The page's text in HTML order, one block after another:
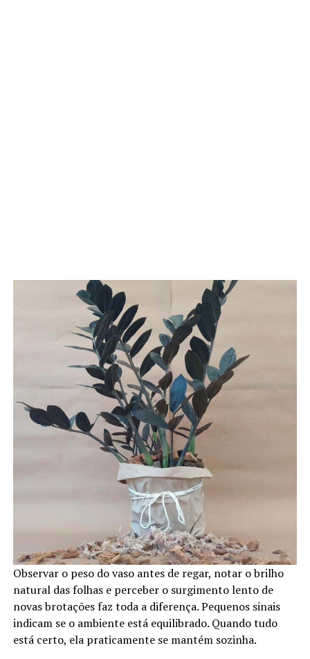
Observar o peso do vaso antes de regar, notar o brilho
natural das folhas e perceber o surgimento lento de
novas brotações faz toda a diferença. Pequenos sinais
indicam se o ambiente está equilibrado. Quando tudo
está certo, ela praticamente se mantém sozinha.